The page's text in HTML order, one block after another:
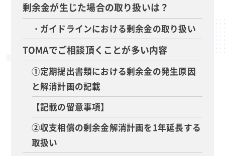
剰余金が生じた場合の取り扱いは？
・ガイドラインにおける剰余金の取り扱い
TOMAでご相談頂くことが多い内容
①定期提出書類における剰余金の発生原因
と解消計画の記載
【記載の留意事項】
②収支相償の剰余金解消計画を1年延長する
取扱い